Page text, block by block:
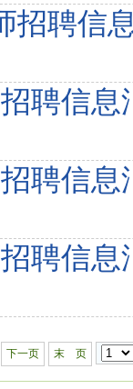
招聘信
聘信息
聘信息
聘信息
下一页 末 页